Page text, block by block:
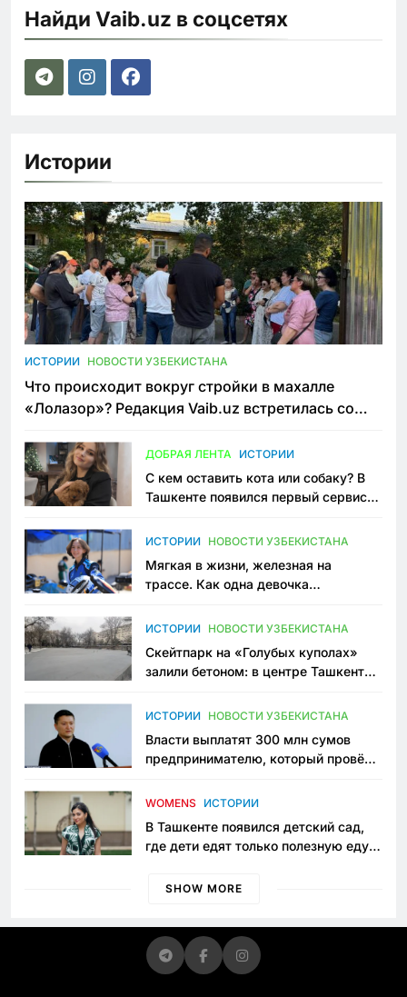
Найди Vaib.uz в соцсетях
Истории
ИСТОРИИ НОВОСТИ УЗБЕКИСТАНА
Что происходит вокруг стройки в махалле
«Лолазор»? Редакция Vaib.uz встретилась со
ДОБРАЯ ЛЕНТА ИСТОРИИ
С кем оставить кота или собаку? В
Ташкенте появился первый сервис
ИСТОРИИ НОВОСТИ УЗБЕКИСТАНА
Мягкая в жизни, железная на
трассе. Как одна девочка
Узбекистане
ИСТОРИИ НОВОСТИ УЗБЕКИСТАНА
Скейтпарк на «Голубых куполах»
залили бетоном: в центре Ташкента
пространство
ИСТОРИИ НОВОСТИ УЗБЕКИСТАНА
Власти выплатят 300 млн сумов
предпринимателю, который провёл
приговору
WOMENS ИСТОРИИ
В Ташкенте появился детский сад,
где дети едят только полезную еду.
просить «кашу без сахара»
SHOW MORE